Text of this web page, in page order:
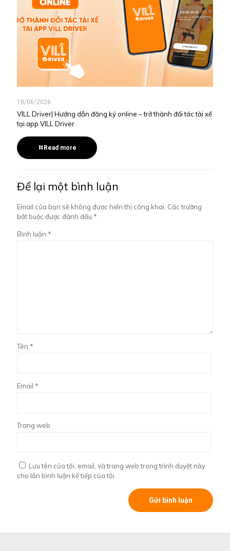
18/06/2026
VILL Driver| Hướng dẫn đăng ký online – trở thành đối tác tài xế
tại app VILL Driver
Read more
Để lại một bình luận
Email của bạn sẽ không được hiển thị công khai. Các trường
bắt buộc được đánh dấu *
Bình luận *
Tên *
Email *
Trang web
Lưu tên của tôi, email, và trang web trong trình duyệt này
cho lần bình luận kế tiếp của tôi.